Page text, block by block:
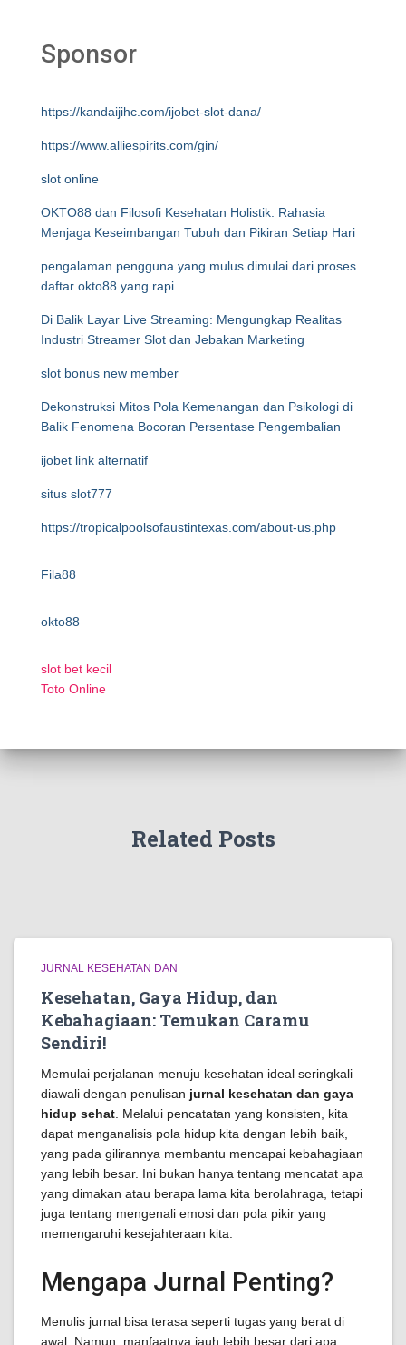
Sponsor
https://kandaijihc.com/ijobet-slot-dana/
https://www.alliespirits.com/gin/
slot online
OKTO88 dan Filosofi Kesehatan Holistik: Rahasia
Menjaga Keseimbangan Tubuh dan Pikiran Setiap Hari
pengalaman pengguna yang mulus dimulai dari proses
daftar okto88 yang rapi
Di Balik Layar Live Streaming: Mengungkap Realitas
Industri Streamer Slot dan Jebakan Marketing
slot bonus new member
Dekonstruksi Mitos Pola Kemenangan dan Psikologi di
Balik Fenomena Bocoran Persentase Pengembalian
ijobet link alternatif
situs slot777
https://tropicalpoolsofaustintexas.com/about-us.php
Fila88
okto88
slot bet kecil
Toto Online
Related Posts
JURNAL KESEHATAN DAN
Kesehatan, Gaya Hidup, dan
Kebahagiaan: Temukan Caramu
Sendiri!
Memulai perjalanan menuju kesehatan ideal seringkali
diawali dengan penulisan jurnal kesehatan dan gaya
hidup sehat . Melalui pencatatan yang konsisten, kita
dapat menganalisis pola hidup kita dengan lebih baik,
yang pada gilirannya membantu mencapai kebahagiaan
yang lebih besar. Ini bukan hanya tentang mencatat apa
yang dimakan atau berapa lama kita berolahraga, tetapi
juga tentang mengenali emosi dan pola pikir yang
memengaruhi kesejahteraan kita.
Mengapa Jurnal Penting?
Menulis jurnal bisa terasa seperti tugas yang berat di
awal. Namun, manfaatnya jauh lebih besar dari apa